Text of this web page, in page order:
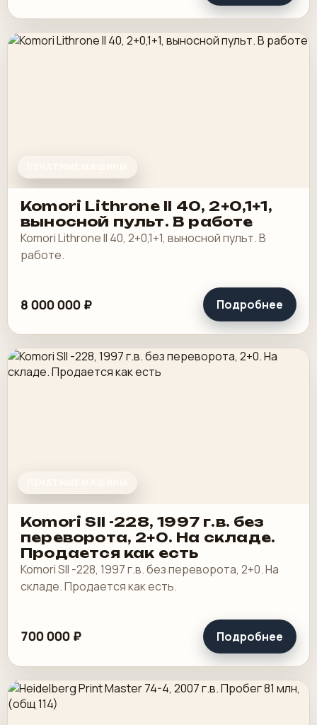
Komori Lithrone II 40, 2+0,1+1,
выносной пульт. В работе
Komori Lithrone II 40, 2+0,1+1, выносной пульт. В
работе.
8 000 000 ₽ Подробнее
Komori SII -228, 1997 г.в. без
переворота, 2+0. На складе.
Продается как есть
Komori SII -228, 1997 г.в. без переворота, 2+0. На
складе. Продается как есть.
700 000 ₽ Подробнее